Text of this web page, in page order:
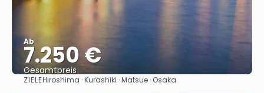
Ab
7.250 €
Gesamtpreis
Sehen
ZIELEHiroshima · Kurashiki · Matsue · Osaka